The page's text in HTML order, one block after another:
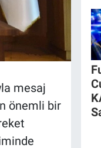
mesaj
önemli bir